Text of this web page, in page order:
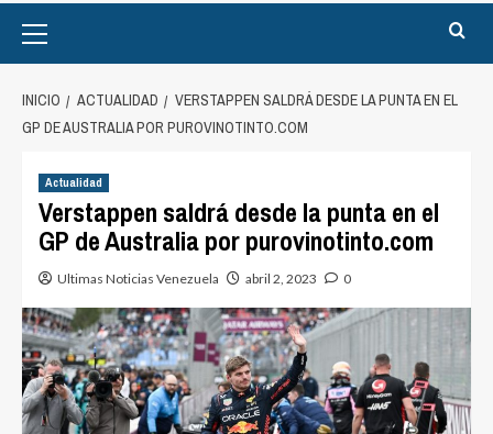
Menu
INICIO ACTUALIDAD
VERSTAPPEN SALDRÁ DESDE LA PUNTA EN EL
GP DE AUSTRALIA POR PUROVINOTINTO.COM
Actualidad
Verstappen saldrá desde la punta en el
GP de Australia por purovinotinto.com
Ultimas Noticias Venezuela abril 2, 2023 0